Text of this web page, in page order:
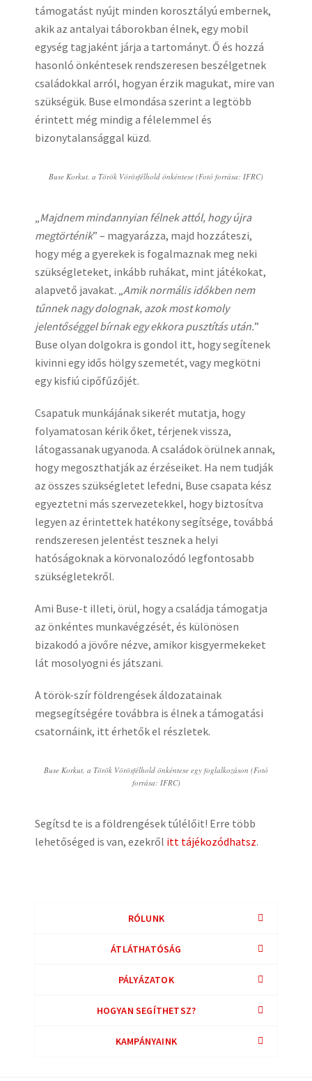
támogatást nyújt minden korosztályú embernek,
akik az antalyai táborokban élnek, egy mobil
egység tagjaként járja a tartományt. Ő és hozzá
hasonló önkéntesek rendszeresen beszélgetnek
családokkal arról, hogyan érzik magukat, mire van
szükségük. Buse elmondása szerint a legtöbb
érintett még mindig a félelemmel és
bizonytalansággal küzd.
Buse Korkut, a Török Vörösfélhold önkéntese (Fotó forrása: IFRC)
„Majdnem mindannyian félnek attól, hogy újra
megtörténik” – magyarázza, majd hozzáteszi,
hogy még a gyerekek is fogalmaznak meg neki
szükségleteket, inkább ruhákat, mint játékokat,
alapvető javakat. „Amik normális időkben nem
tűnnek nagy dolognak, azok most komoly
jelentőséggel bírnak egy ekkora pusztítás után.”
Buse olyan dolgokra is gondol itt, hogy segítenek
kivinni egy idős hölgy szemetét, vagy megkötni
egy kisfiú cipőfűzőjét.
Csapatuk munkájának sikerét mutatja, hogy
folyamatosan kérik őket, térjenek vissza,
látogassanak ugyanoda. A családok örülnek annak,
hogy megoszthatják az érzéseiket. Ha nem tudják
az összes szükségletet lefedni, Buse csapata kész
egyeztetni más szervezetekkel, hogy biztosítva
legyen az érintettek hatékony segítsége, továbbá
rendszeresen jelentést tesznek a helyi
hatóságoknak a körvonalozódó legfontosabb
szükségletekről.
Ami Buse-t illeti, örül, hogy a családja támogatja
az önkéntes munkavégzését, és különösen
bizakodó a jövőre nézve, amikor kisgyermekeket
lát mosolyogni és játszani.
A török-szír földrengések áldozatainak
megsegítségére továbbra is élnek a támogatási
csatornáink, itt érhetők el részletek.
Buse Korkut, a Török Vörösfélhold önkéntese egy foglalkozáson (Fotó
forrása: IFRC)
Segítsd te is a földrengések túlélőit! Erre több
lehetőséged is van, ezekről itt tájékozódhatsz.
RÓLUNK
ÁTLÁTHATÓSÁG
PÁLYÁZATOK
HOGYAN SEGÍTHETSZ?
KAMPÁNYAINK